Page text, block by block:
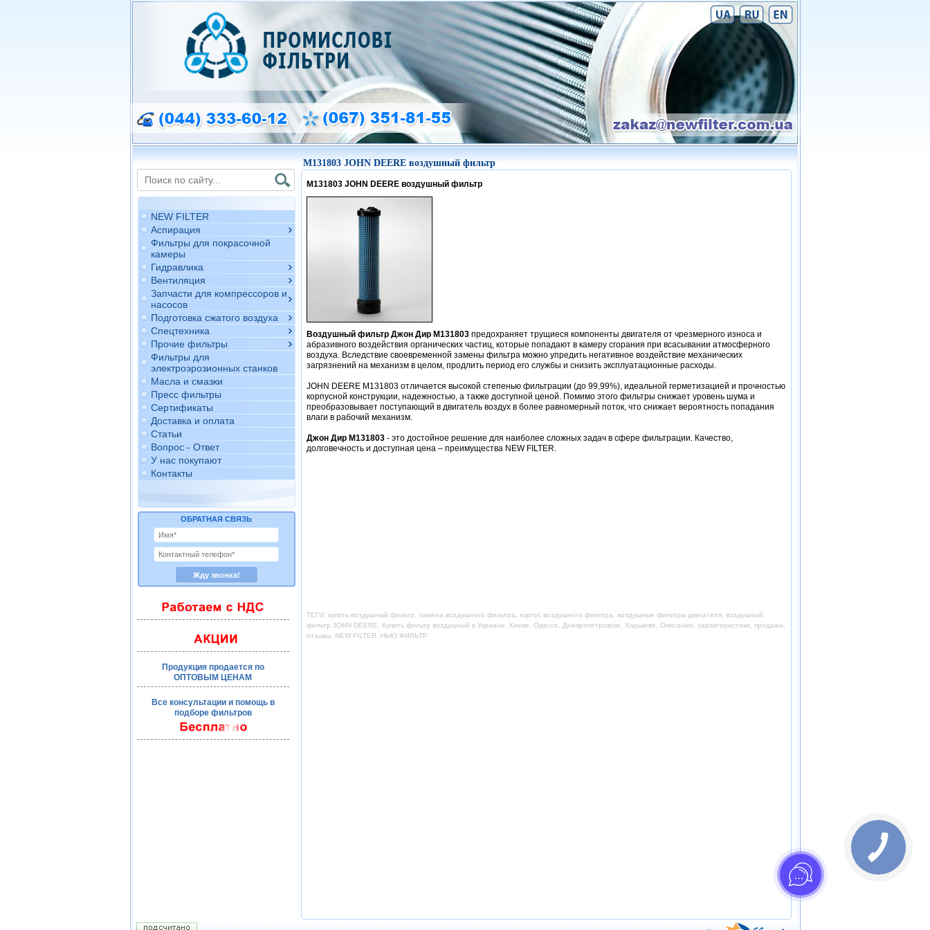
NEW FILTER
Аспирация
Фильтры для покрасочной
камеры
Гидравлика
Вентиляция
Запчасти для компрессоров и
насосов
Подготовка сжатого воздуха
Спецтехника
Прочие фильтры
Фильтры для
электроэрозионных станков
Масла и смазки
Пресс фильтры
Сертификаты
Доставка и оплата
Статьи
Вопрос - Ответ
У нас покупают
Контакты
ОБРАТНАЯ СВЯЗЬ
Продукция продается по
ОПТОВЫМ ЦЕНАМ
Все консультации и помощь в
подборе фильтров
M131803 JOHN DEERE воздушный фильтр
M131803 JOHN DEERE воздушный фильтр
Воздушный фильтр Джон Дир M131803предохраняет трущиеся компоненты двигателя от чрезмерного износа и
абразивного воздействия органических частиц, которые попадают в камеру сгорания при всасывании атмосферного
воздуха. Вследствие своевременной замены фильтра можно упредить негативное воздействие механических
загрязнений на механизм в целом, продлить период его службы и снизить эксплуатационные расходы.
JOHN DEERE M131803 отличается высокой степенью фильтрации (до 99,99%), идеальной герметизацией и прочностью
корпусной конструкции, надежностью, а также доступной ценой. Помимо этого фильтры снижает уровень шума и
преобразовывает поступающий в двигатель воздух в более равномерный поток, что снижает вероятность попадания
влаги в рабочий механизм.
Джон Дир M131803 - это достойное решение для наиболее сложных задач в сфере фильтрации. Качество,
долговечность и доступная цена – преимущества NEW FILTER.
ТЕГИ: купить воздушный фильтр, замена воздушного фильтра, корпус воздушного фильтра, воздушные фильтры двигателя, воздушный
фильтр JOHN DEERE, Купить фильтр воздушный в Украине, Киеве, Одессе, Днепропетровске, Харькове. Описание, характеристики, продажа,
отзывы, NEW FILTER ,НЬЮ ФИЛЬТР